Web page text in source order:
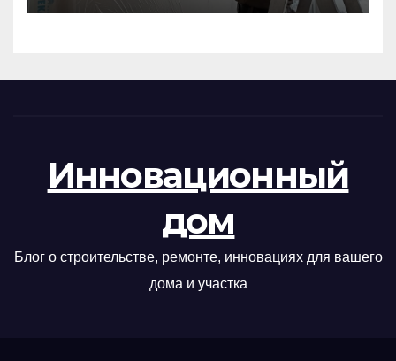
Инновационный
дом
Блог о строительстве, ремонте, инновациях для вашего
дома и участка